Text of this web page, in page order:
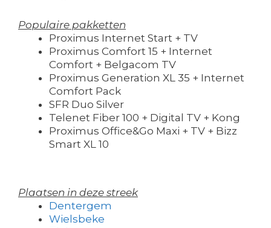
Populaire pakketten
Proximus Internet Start + TV
Proximus Comfort 15 + Internet
Comfort + Belgacom TV
Proximus Generation XL 35 + Internet
Comfort Pack
SFR Duo Silver
Telenet Fiber 100 + Digital TV + Kong
Proximus Office&Go Maxi + TV + Bizz
Smart XL 10
Plaatsen in deze streek
Dentergem
Wielsbeke